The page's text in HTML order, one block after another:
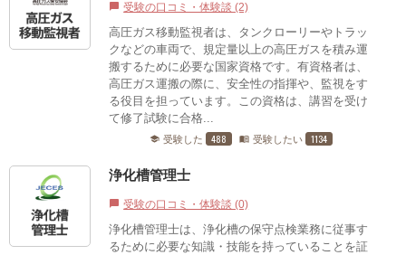
chat_bubble 受験の口コミ・体験談 (2)
高圧ガス移動監視者は、タンクローリーやトラッ
クなどの車両で、規定量以上の高圧ガスを積み運
搬するために必要な国家資格です。有資格者は、
高圧ガス運搬の際に、安全性の指揮や、監視をす
る役目を担っています。この資格は、講習を受け
て修了試験に合格...
school 受験した 488 menu_book 受験したい 1134
浄化槽管理士
chat_bubble 受験の口コミ・体験談 (0)
浄化槽管理士は、浄化槽の保守点検業務に従事す
るために必要な知識・技能を持っていることを証